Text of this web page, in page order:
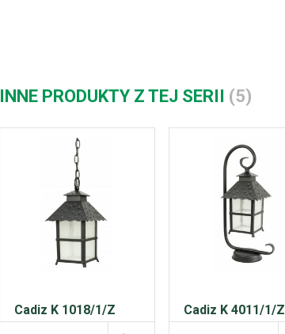
INNE PRODUKTY Z TEJ SERII (5)
Cadiz K 1018/1/Z Cadiz K 4011/1/Z